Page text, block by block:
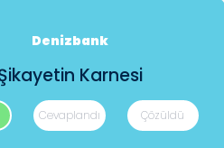
Denizbank
Karnesi
Cevaplandı Çözüldü